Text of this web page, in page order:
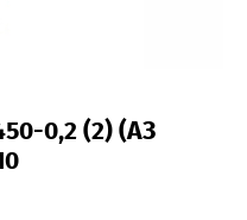
0,2 (2) (АЗ